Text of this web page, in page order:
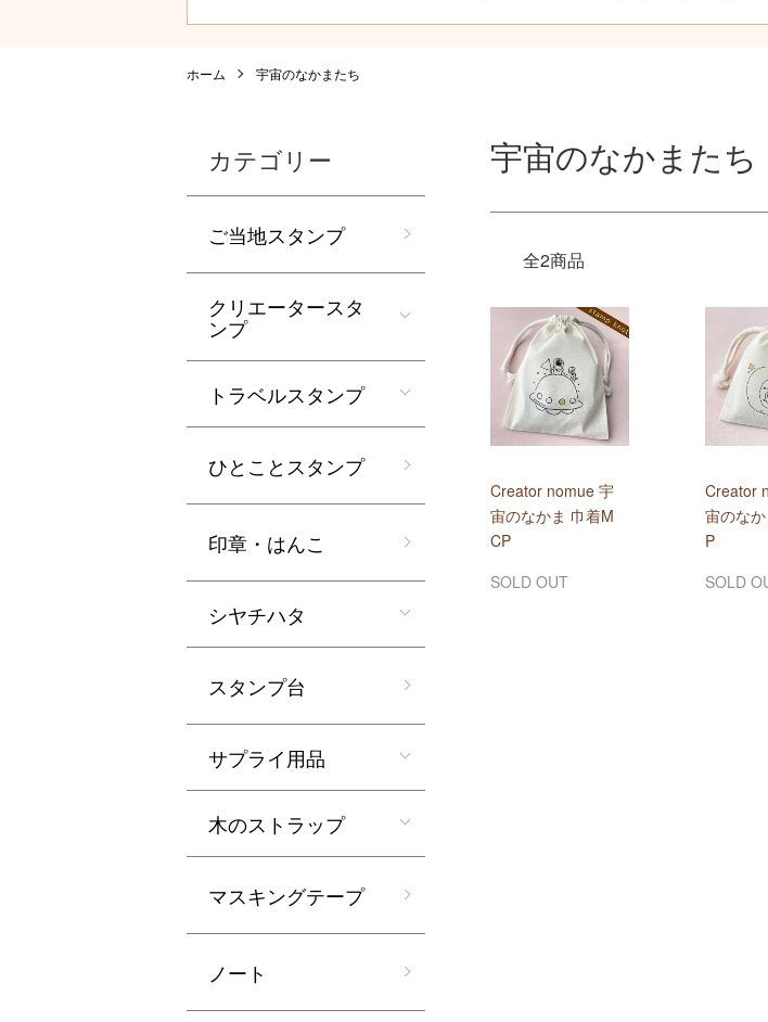
ホーム 宇宙のなかまたち
宇宙のなかまたち
全2商品
Creator nomue 宇
宙のなかま 巾着M
CP
SOLD OUT
Creator
宙のな
P
SOLD
カテゴリー
ご当地スタンプ
クリエータースタ
ンプ
トラベルスタンプ
ひとことスタンプ
印章・はんこ
シヤチハタ
スタンプ台
サプライ用品
木のストラップ
マスキングテープ
ノート